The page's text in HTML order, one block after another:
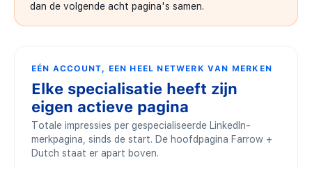
dan de volgende acht pagina's samen.
EÉN ACCOUNT, EEN HEEL NETWERK VAN MERKEN
Elke specialisatie heeft zijn
eigen actieve pagina
Totale impressies per gespecialiseerde LinkedIn-
merkpagina, sinds de start. De hoofdpagina Farrow +
Dutch staat er apart boven.